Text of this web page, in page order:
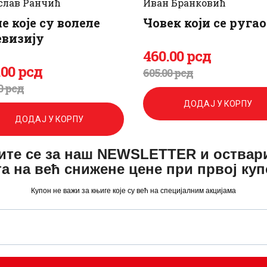
које су волеле
рсд
00рсд
ДОДАЈ У КОРПУ
Човек који се ругао
605.00рсд
Оригинална
цена
је
била:
605 .
рсд.
460.00рсд
Тренутна
цена
је:
460.
0
ДОДАЈ У КОРПУ
се за наш NEWSLETTER и
на већ снижене цене при првој
Купон не важи за књиге које су већ на специјалним акцијама